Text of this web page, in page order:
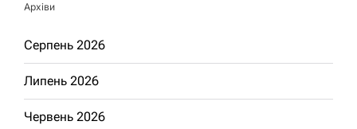
Архіви
Серпень 2026
Липень 2026
Червень 2026